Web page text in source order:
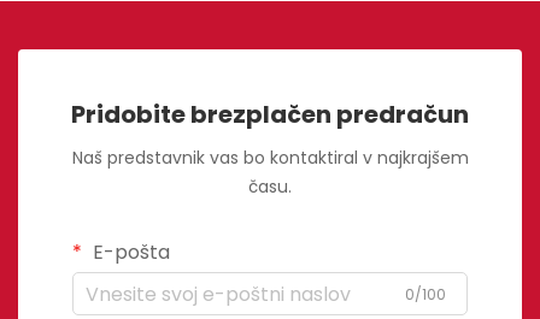
Pridobite brezplačen predračun
Naš predstavnik vas bo kontaktiral v najkrajšem
času.
E-pošta
0/100